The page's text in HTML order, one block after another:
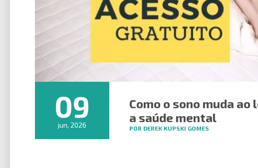
09
jun, 2026
Como o sono muda
a saúde mental
POR DEREK KUPSKI GOMES